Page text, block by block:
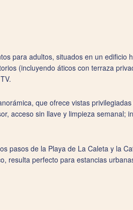
para adultos, situados en un edificio
(incluyendo áticos con terraza
que ofrece vistas
acceso sin llave y limpieza semanal;
pasos de la Playa de La Caleta y la
resulta perfecto para estancias